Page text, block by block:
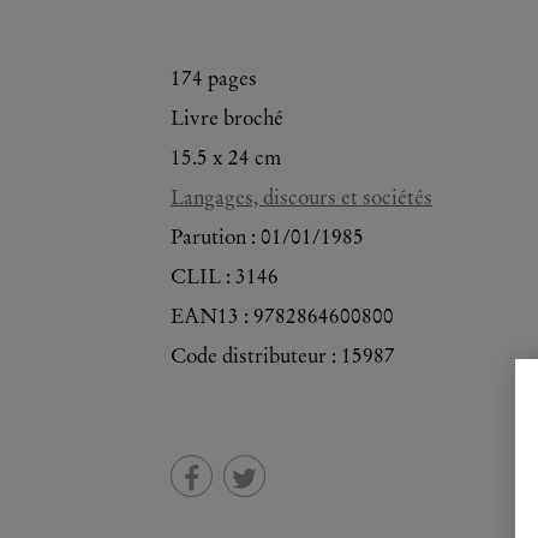
174 pages
Livre broché
15.5 x 24 cm
Langages, discours et sociétés
Parution : 01/01/1985
CLIL : 3146
EAN13 : 9782864600800
Code distributeur : 15987